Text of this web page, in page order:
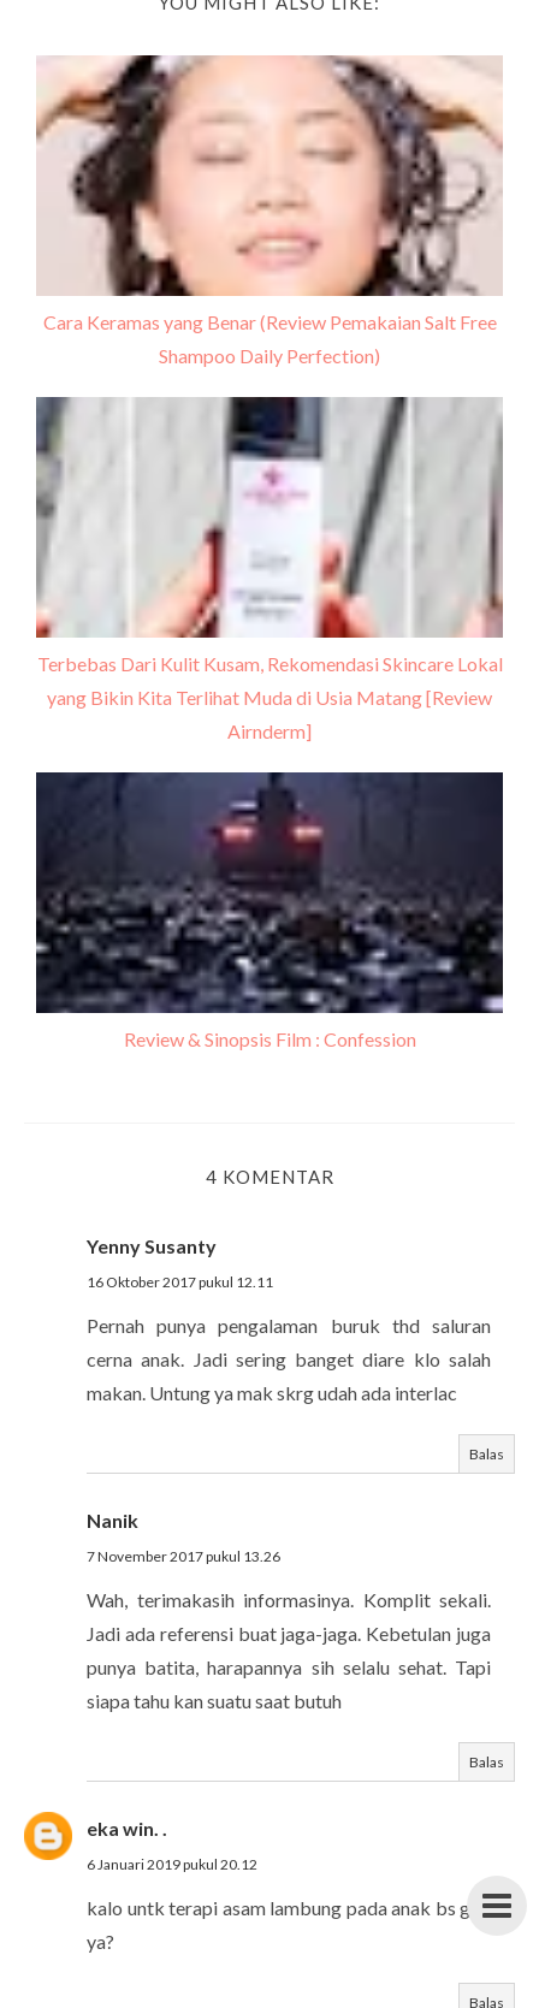
Cara Keramas yang Benar (Review Pemakaian Salt Free
Shampoo Daily Perfection)
Terbebas Dari Kulit Kusam, Rekomendasi Skincare Lokal
yang Bikin Kita Terlihat Muda di Usia Matang [Review
Airnderm]
Review & Sinopsis Film : Confession
4 KOMENTAR
Yenny Susanty
16 Oktober 2017 pukul 12.11
Pernah punya pengalaman buruk thd saluran
cerna anak. Jadi sering banget diare klo salah
makan. Untung ya mak skrg udah ada interlac
Balas
Nanik
7 November 2017 pukul 13.26
Wah, terimakasih informasinya. Komplit sekali.
Jadi ada referensi buat jaga-jaga. Kebetulan juga
punya batita, harapannya sih selalu sehat. Tapi
siapa tahu kan suatu saat butuh
Balas
eka win. .
6 Januari 2019 pukul 20.12
kalo untk terapi asam lambung pada anak bs gak
ya?
Balas